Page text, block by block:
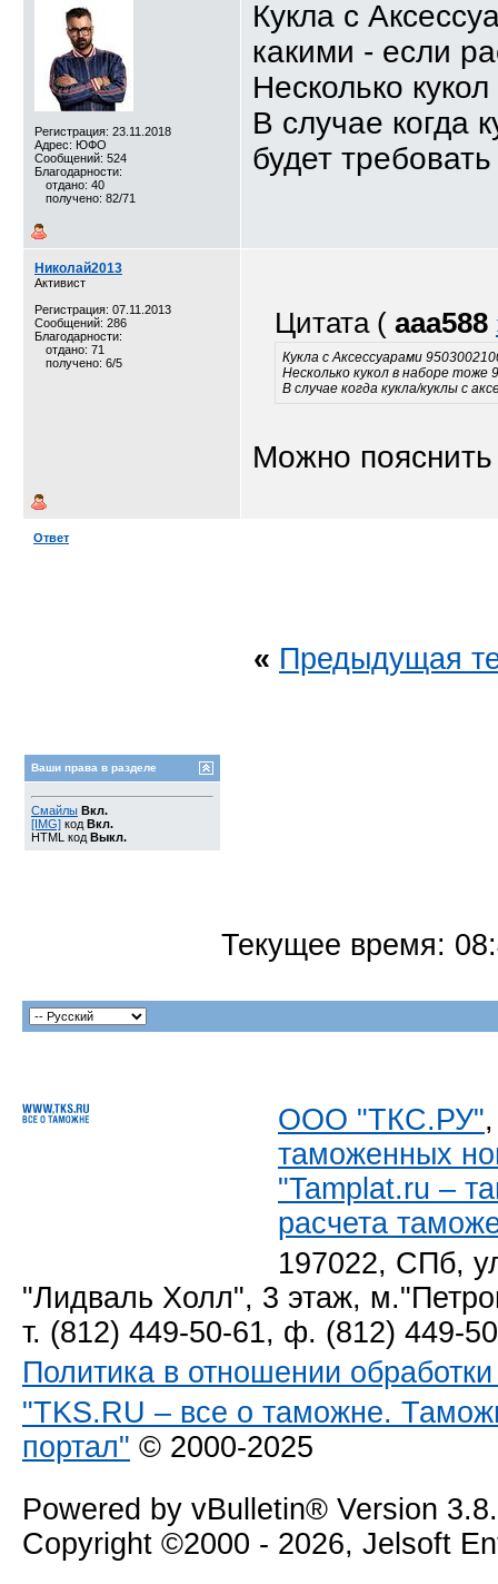
Регистрация: 23.11.2018
Адрес: ЮФО
Сообщений: 524
Благодарности:
отдано: 40
получено: 82/71
Кукла с
какими - если
Несколько
В случае когда
будет
Николай2013
Активист
Регистрация: 07.11.2013
Сообщений: 286
Благодарности:
отдано: 71
получено: 6/5
Цитата ( aaa588
Кукла с Аксессуарами
Несколько кукол в наборе тоже
В случае когда кукла/куклы с
Можно пояснить
Ответ
« Предыдущая
Ваши права в разделе
Смайлы Вкл.
[IMG] код Вкл.
HTML код Выкл.
Текущее время:
ООО "ТКС.РУ"
таможенных
"Tamplat.ru –
расчета
197022, СПб,
"Лидваль Холл", 3 этаж,
т. (812) 449-50-61, ф. (812) 449-
Политика в отношении
"TKS.RU – все о таможне.
портал" © 2000-2025
Powered by vBulletin® Version
Copyright ©2000 - 2026, Jelsoft